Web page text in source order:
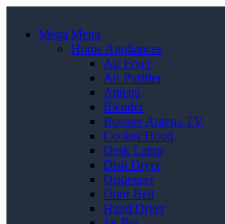
Mega Menu
Home Appliances
Air Fryer
Air Purifier
Antena
Blender
Booster Antena TV
Cooker Hood
Desk Lamp
Dish Dryer
Dispenser
Door Bell
Hand Dryer